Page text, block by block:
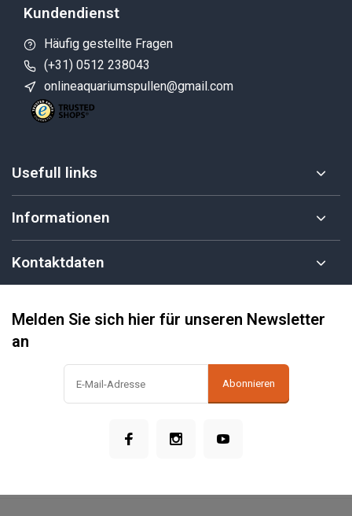
Kundendienst
Häufig gestellte Fragen
(+31) 0512 238043
onlineaquariumspullen@gmail.com
Usefull links
Informationen
Kontaktdaten
Melden Sie sich hier für unseren Newsletter
an
Abonnieren